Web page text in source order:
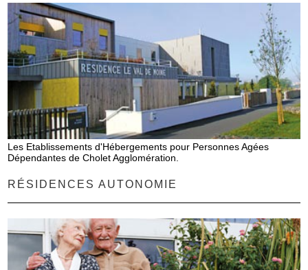
Les Etablissements d'Hébergements pour Personnes Agées
Dépendantes de Cholet Agglomération.
RÉSIDENCES AUTONOMIE